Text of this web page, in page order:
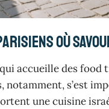
où
accueille des food
s’est
une cuisine